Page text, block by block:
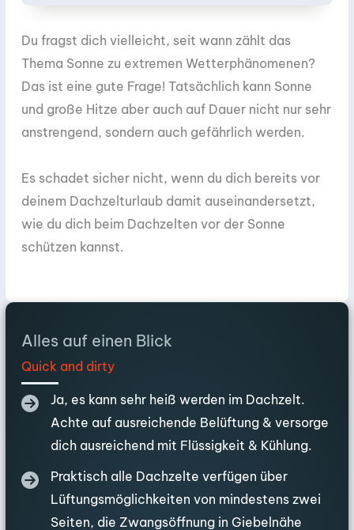
Du fragst dich vielleicht, seit wann zählt das
Thema Sonne zu extremen Wetterphänomenen?
Das ist eine gute Frage! Tatsächlich kann Sonne
und große Hitze aber auch auf Dauer nicht nur sehr
anstrengend, sondern auch gefährlich werden.
Es schadet sicher nicht, wenn du dich bereits vor
deinem Dachzelturlaub damit auseinandersetzt,
wie du dich beim Dachzelten vor der Sonne
schützen kannst.
Alles auf einen Blick
Quick and dirty
Ja, es kann sehr heiß werden im Dachzelt.
Achte auf ausreichende Belüftung & versorge
dich ausreichend mit Flüssigkeit & Kühlung.
Praktisch alle Dachzelte verfügen über
Lüftungsmöglichkeiten von mindestens zwei
Seiten, die Zwangsöffnung in Giebelnähe